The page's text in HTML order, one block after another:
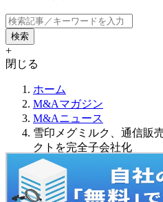
+
閉じる
ホーム
M&Aマガジン
M&Aニュース
雪印メグミルク、通信販
クトを完全子会社化